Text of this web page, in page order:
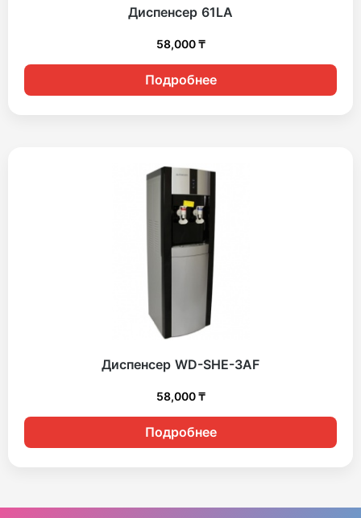
Диспенсер 61LA
58,000₸
Подробнее
Диспенсер WD-SHE-3AF
58,000₸
Подробнее